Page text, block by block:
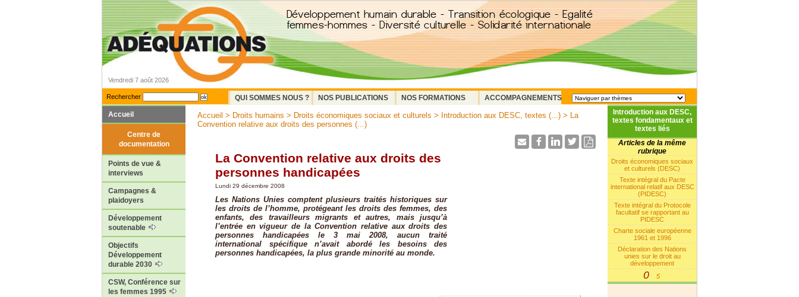
Vendredi 7 août 2026
Rechercher QUI SOMMES NOUS ? NOS PUBLICATIONS NOS FORMATIONS
ACCOMPAGNEMENTS
Accueil
Centre de
documentation
Points de vue &
interviews
Campagnes &
plaidoyers
Développement
soutenable
Objectifs
Développement
durable 2030
CSW, Conférence sur
les femmes 1995
Introduction aux DESC,
textes fondamentaux et
textes liés
Articles de la même
rubrique
Droits économiques sociaux
et culturels (DESC)
Texte intégral du Pacte
international relatif aux DESC
(PIDESC)
Texte intégral du Protocole
facultatif se rapportant au
PIDESC
Charte sociale européenne
1961 et 1996
Déclaration des Nations
unies sur le droit au
développement
0| 5
Accueil > Droits humains > Droits économiques sociaux et culturels > Introduction aux DESC, textes (...) > La
Convention relative aux droits des personnes (...)
La Convention relative aux droits des
personnes handicapées
Lundi 29 décembre 2008
Les Nations Unies comptent plusieurs traités historiques sur
les droits de l’homme, protégeant les droits des femmes, des
enfants, des travailleurs migrants et autres, mais jusqu’à
l’entrée en vigueur de la Convention relative aux droits des
personnes handicapées le 3 mai 2008, aucun traité
international spécifique n’avait abordé les besoins des
personnes handicapées, la plus grande minorité au monde.